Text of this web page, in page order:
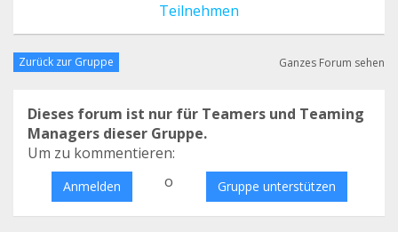
Teilnehmen
Zurück zur Gruppe Ganzes Forum sehen
Dieses forum ist nur für Teamers und Teaming
Managers dieser Gruppe.
Um zu kommentieren:
Anmelden o Gruppe unterstützen